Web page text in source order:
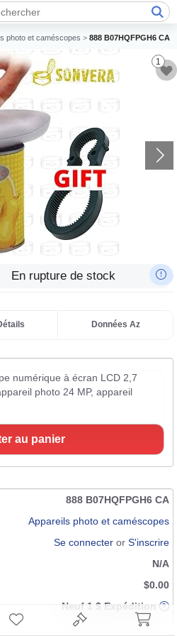
photo et caméscopes > 888 B07HQFPGH6 CA
1
En rupture de stock
Données Az
numérique à écran LCD 2,7
photo 24 MP, appareil
au panier
888 B07HQFPGH6 CA
Appareils photo et caméscopes
Se connecter or S'inscrire
N/A
$0.00
Neuf 1 $ Expédition
633879505392